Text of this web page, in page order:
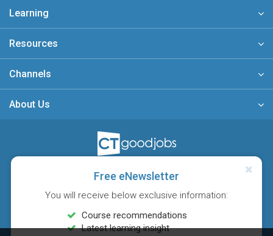
Free eNewsletter
You will receive below exclusive information:
Course recommendations
Latest learning insight
Learning
Resources
Channels
About Us
A member of